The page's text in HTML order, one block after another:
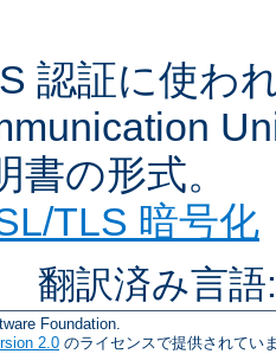
認証に使わ
書の形式。
TLS 暗号化
翻訳済み言
Foundation.
2.0 のライセンスで提供されてい